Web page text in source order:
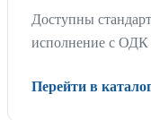
Доступны
исполнение с ОДК
Перейти в